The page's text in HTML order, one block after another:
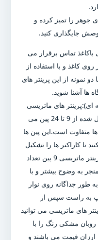
جوهر را تمیز کرده و
جایگذاری کنید.
باکاغذ تماس برقرار می
کاغذ و با استفاده از
نمونه از این پرینتر های
ها آشنا شوید.
های ماتریسی
دارای یک هد می باشند که این هد تشکیل شده از 9 تا 24 پین می
متفاوت است.این پین ها
تا کاراکتر ها را تشکیل
دهند.پرینتر ماتریسی 24 پین نسبت به پرینتر ماتریسی 9 پین تعداد
به وضوح بیشتر و با
طور جداگانه روی نوار
به راست سپس از
های ماتریسی می توانید
مشکی رنگ را با
ارزان قیمت می باشند و